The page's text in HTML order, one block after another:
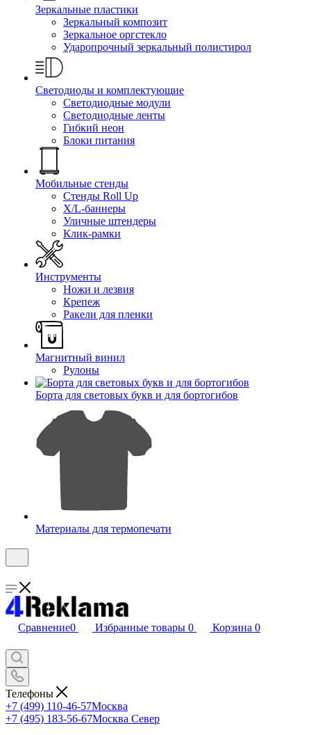
Зеркальные пластики
Зеркальный композит
Зеркальное оргстекло
Ударопрочный зеркальный полистирол
Светодиоды и комплектующие
Светодиодные модули
Светодиодные ленты
Гибкий неон
Блоки питания
Мобильные стенды
Стенды Roll Up
X/L-баннеры
Уличные штендеры
Клик-рамки
Инструменты
Ножи и лезвия
Крепеж
Ракели для пленки
Магнитный винил
Рулоны
Борта для световых букв и для бортогибов
Материалы для термопечати
Сравнение0 Избранные товары 0 Корзина 0
Телефоны
+7 (499) 110-46-57Москва
+7 (495) 183-56-67Москва Север